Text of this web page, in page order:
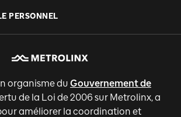
PERSONNEL
organisme du Gouvernement de
de la Loi de 2006 sur Metrolinx, a
améliorer la coordination et